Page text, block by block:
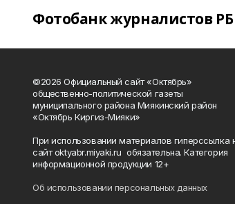
Фотобанк журналистов РБ
©2026 Официальный сайт «Октябрь»
общественно-политической газеты
муниципального района Миякинский район
«Октябрь Киргиз-Мияки»
При использовании материалов гиперссылка
сайт oktyabr.miyaki.ru обязательна. Категория
информационной продукции 12+
Об использовании персональных данных